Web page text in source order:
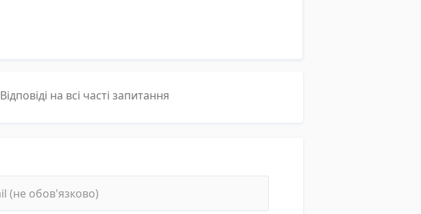
Відповіді на всі часті запитання